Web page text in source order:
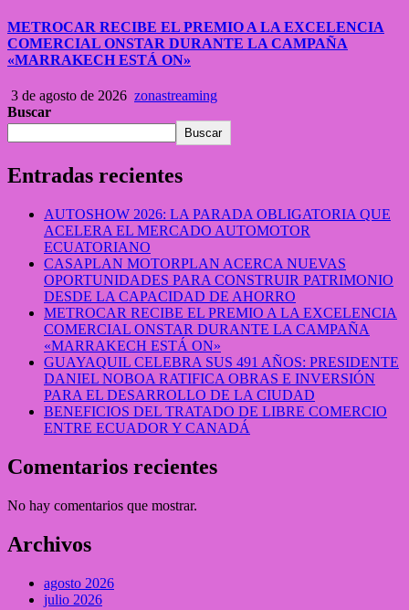
METROCAR RECIBE EL PREMIO A LA EXCELENCIA
COMERCIAL ONSTAR DURANTE LA CAMPAÑA
«MARRAKECH ESTÁ ON»
3 de agosto de 2026 zonastreaming
Buscar
Buscar
Entradas recientes
AUTOSHOW 2026: LA PARADA OBLIGATORIA QUE
ACELERA EL MERCADO AUTOMOTOR
ECUATORIANO
CASAPLAN MOTORPLAN ACERCA NUEVAS
OPORTUNIDADES PARA CONSTRUIR PATRIMONIO
DESDE LA CAPACIDAD DE AHORRO
METROCAR RECIBE EL PREMIO A LA EXCELENCIA
COMERCIAL ONSTAR DURANTE LA CAMPAÑA
«MARRAKECH ESTÁ ON»
GUAYAQUIL CELEBRA SUS 491 AÑOS: PRESIDENTE
DANIEL NOBOA RATIFICA OBRAS E INVERSIÓN
PARA EL DESARROLLO DE LA CIUDAD
BENEFICIOS DEL TRATADO DE LIBRE COMERCIO
ENTRE ECUADOR Y CANADÁ
Comentarios recientes
No hay comentarios que mostrar.
Archivos
agosto 2026
julio 2026